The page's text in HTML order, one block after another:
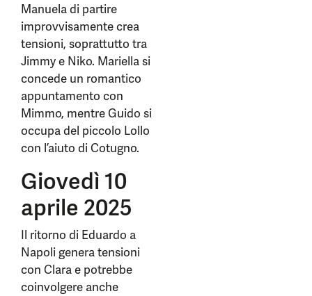
Manuela di partire
improvvisamente crea
tensioni, soprattutto tra
Jimmy e Niko. Mariella si
concede un romantico
appuntamento con
Mimmo, mentre Guido si
occupa del piccolo Lollo
con l’aiuto di Cotugno.
Giovedì 10
aprile 2025
Il ritorno di Eduardo a
Napoli genera tensioni
con Clara e potrebbe
coinvolgere anche